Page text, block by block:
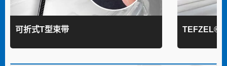
可折式T型束带 TEFZEL®